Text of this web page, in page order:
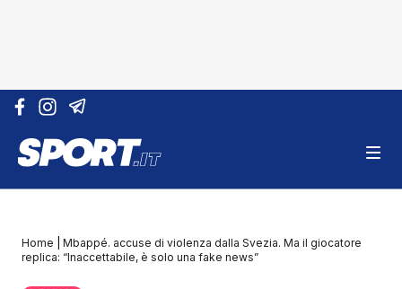
Vai al contenuto
Home
Mbappé. accuse di violenza dalla Svezia. Ma il giocatore
replica: “Inaccettabile, è solo una fake news”